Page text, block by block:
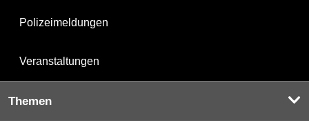
Polizeimeldungen
Veranstaltungen
Themen